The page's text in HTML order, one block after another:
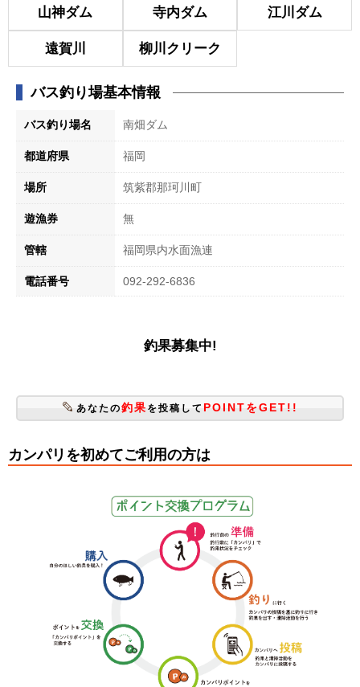
山神ダム 寺内ダム 江川ダム
遠賀川 柳川クリーク
バス釣り場基本情報
バス釣り場名 南畑ダム
都道府県 福岡
場所 筑紫郡那珂川町
遊漁券 無
管轄 福岡県内水面漁連
電話番号 092-292-6836
釣果募集中!
あなたの釣果 を投稿して POINTをGET!!
カンパリを初めてご利用の方は